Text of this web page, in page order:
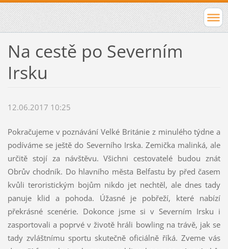
Na cestě po Severním
Irsku
12.06.2017 10:25
Pokračujeme v poznávání Velké Británie z minulého týdne a
podíváme se ještě do Severního Irska. Zemička malinká, ale
určitě stojí za návštěvu. Všichni cestovatelé budou znát
Obrův chodník. Do hlavního města Belfastu by před časem
kvůli teroristickým bojům nikdo jet nechtěl, ale dnes tady
panuje klid a pohoda. Úžasné je pobřeží, které nabízí
překrásné scenérie. Dokonce jsme si v Severním Irsku i
zasportovali a poprvé v životě hráli bowling na trávě, jak se
tady zvláštnímu sportu skutečně oficiálně říká. Zveme vás